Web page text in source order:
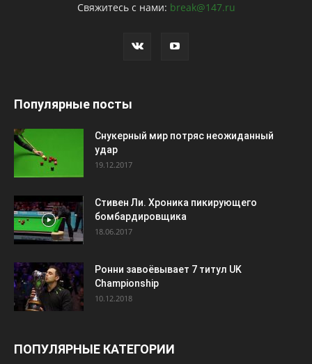
Свяжитесь с нами: break@147.ru
Популярные посты
Снукерный мир потряс неожиданный
удар
19.12.2017
Стивен Ли. Хроника пикирующего
бомбардировщика
18.06.2017
Ронни завоёвывает 7 титул UK
Championship
10.12.2018
ПОПУЛЯРНЫЕ КАТЕГОРИИ